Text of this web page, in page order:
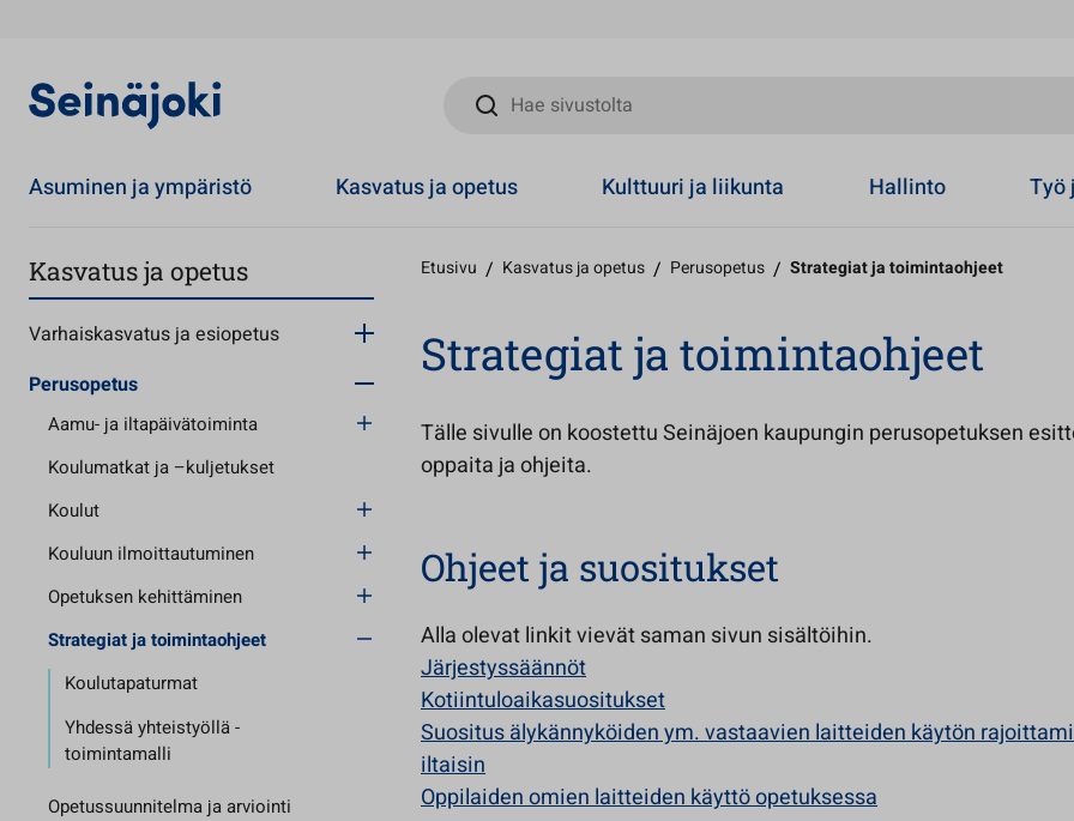
Hae sivustolta
Asuminen ja ympäristö Kasvatus ja opetus Kulttuuri ja liikunta Hallinto Työ
Kasvatus ja opetus
Varhaiskasvatus ja esiopetus
Perusopetus
Aamu- ja iltapäivätoiminta
Koulumatkat ja –kuljetukset
Koulut
Kouluun ilmoittautuminen
Opetuksen kehittäminen
Strategiat ja toimintaohjeet
Koulutapaturmat
Yhdessä yhteistyöllä -
toimintamalli
Opetussuunnitelma ja arviointi
Etusivu / Kasvatus ja opetus / Perusopetus / Strategiat ja toimintaohjeet
Strategiat ja toimintaohjeet
Tälle sivulle on koostettu Seinäjoen kaupungin perusopetuksen
oppaita ja ohjeita.
Ohjeet ja suositukset
Alla olevat linkit vievät saman sivun sisältöihin.
Järjestyssäännöt
Kotiintuloaikasuositukset
Suositus älykännyköiden ym. vastaavien laitteiden käytön
iltaisin
Oppilaiden omien laitteiden käyttö opetuksessa